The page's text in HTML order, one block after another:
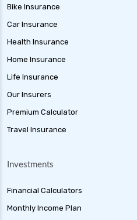
Bike Insurance
Car Insurance
Health Insurance
Home Insurance
Life Insurance
Our Insurers
Premium Calculator
Travel Insurance
Investments
Financial Calculators
Monthly Income Plan